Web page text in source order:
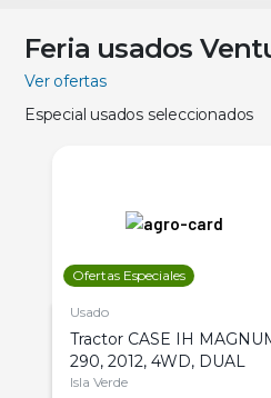
Feria usados
Ver ofertas
Especial usados seleccionados
Ofertas Especiales
Usado
Tractor CASE IH
290, 2012, 4WD, DUAL
Isla Verde